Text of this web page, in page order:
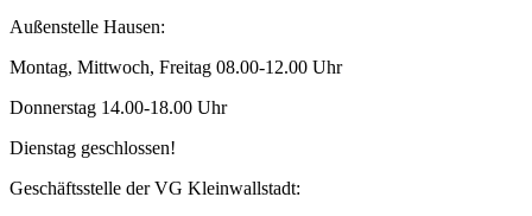
Außenstelle Hausen:
Montag, Mittwoch, Freitag 08.00-12.00 Uhr
Donnerstag 14.00-18.00 Uhr
Dienstag geschlossen!
Geschäftsstelle der VG Kleinwallstadt: